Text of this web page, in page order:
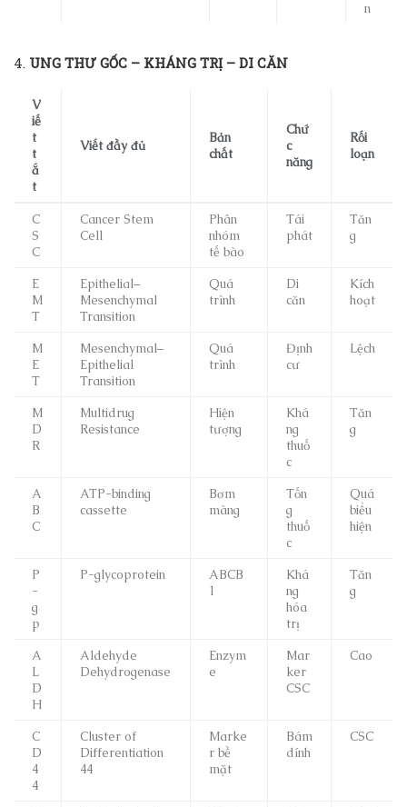
n
4. UNG THƯ GỐC – KHÁNG TRỊ – DI CĂN
V
iế
t
t
ắ
t
Viết đầy đủ
Bản
chất
Chứ
c
năng
Rối
loạn
C
S
C
Cancer Stem
Cell
Phân
nhóm
tế bào
Tái
phát
Tăn
g
E
M
T
Epithelial–
Mesenchymal
Transition
Quá
trình
Di
căn
Kích
hoạt
M
E
T
Mesenchymal–
Epithelial
Transition
Quá
trình
Định
cư
Lệch
M
D
R
Multidrug
Resistance
Hiện
tượng
Khá
ng
thuố
c
Tăn
g
A
B
C
ATP-binding
cassette
Bơm
màng
Tốn
g
thuố
c
Quá
biểu
hiện
P
-
g
p
P-glycoprotein
ABCB
1
Khá
ng
hóa
trị
Tăn
g
A
L
D
H
Aldehyde
Dehydrogenase
Enzym
e
Mar
ker
CSC
Cao
C
D
4
4
Cluster of
Differentiation
44
Marke
r bề
mặt
Bám
dính
CSC